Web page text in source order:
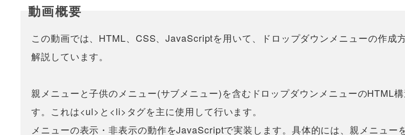
この動画では、HTML、CSS、JavaScriptを用いて、ドロップダウンメニューの作成
解説しています。
親メニューと子供のメニュー(サブメニュー)を含むドロップダウンメニューのHTML
す。これは<ul>と<li>タグを主に使用して行います。
メニューの表示・非表示の動作をJavaScriptで実装します。具体的には、親メニュー